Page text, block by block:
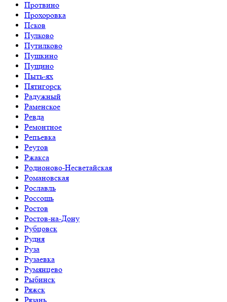
Протвино
Прохоровка
Псков
Пулково
Путилково
Пушкино
Пущино
Пыть-ях
Пятигорск
Радужный
Раменское
Ревда
Ремонтное
Репьевка
Реутов
Ржакса
Родионово-Несветайская
Романовская
Рославль
Россошь
Ростов
Ростов-на-Дону
Рубцовск
Рудня
Руза
Рузаевка
Румянцево
Рыбинск
Ряжск
Рязань